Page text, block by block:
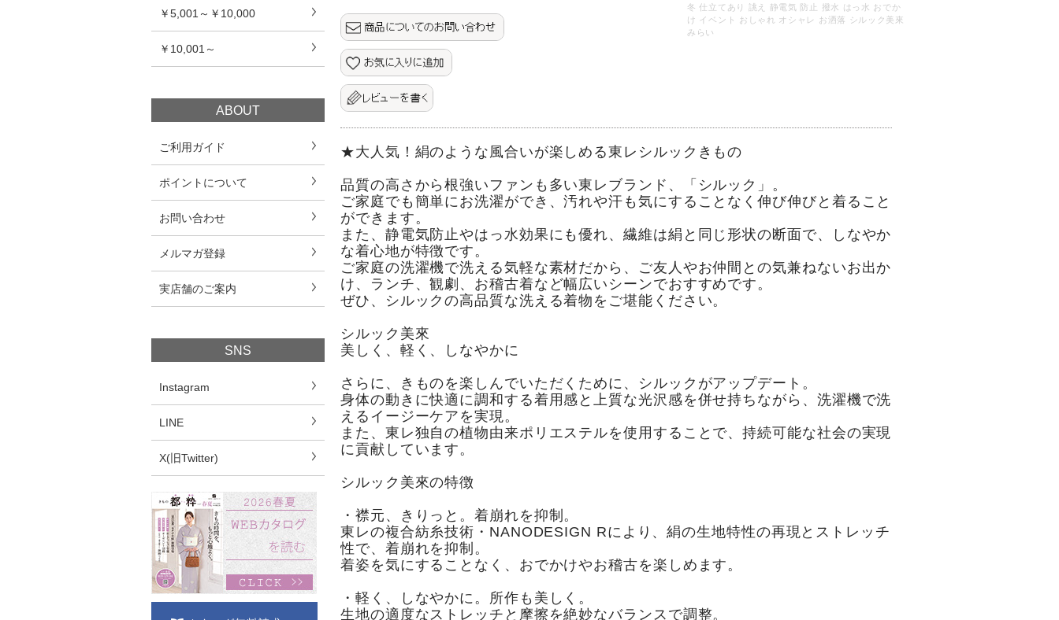
￥5,001～￥10,000
￥10,001～
ABOUT
ご利用ガイド
ポイントについて
お問い合わせ
メルマガ登録
実店舗のご案内
SNS
Instagram
LINE
X(旧Twitter)
冬 仕立てあり 誂え 静電気 防止 撥水 はっ水 おでか
け イベント おしゃれ オシャレ お洒落 シルック美來
みらい
★大人気！絹のような風合いが楽しめる東レシルックきもの
品質の高さから根強いファンも多い東レブランド、「シルック」。
ご家庭でも簡単にお洗濯ができ、汚れや汗も気にすることなく伸び伸びと着ること
ができます。
また、静電気防止やはっ水効果にも優れ、繊維は絹と同じ形状の断面で、しなやか
な着心地が特徴です。
ご家庭の洗濯機で洗える気軽な素材だから、ご友人やお仲間との気兼ねないお出か
け、ランチ、観劇、お稽古着など幅広いシーンでおすすめです。
ぜひ、シルックの高品質な洗える着物をご堪能ください。
シルック美來
美しく、軽く、しなやかに
さらに、きものを楽しんでいただくために、シルックがアップデート。
身体の動きに快適に調和する着用感と上質な光沢感を併せ持ちながら、洗濯機で洗
えるイージーケアを実現。
また、東レ独自の植物由来ポリエステルを使用することで、持続可能な社会の実現
に貢献しています。
シルック美來の特徴
・襟元、きりっと。着崩れを抑制。
東レの複合紡糸技術・NANODESIGN Rにより、絹の生地特性の再現とストレッチ
性で、着崩れを抑制。
着姿を気にすることなく、おでかけやお稽古を楽しめます。
・軽く、しなやかに。所作も美しく。
生地の適度なストレッチと摩擦を絶妙なバランスで調整。